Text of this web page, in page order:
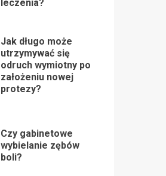
leczenia?
Jak długo może
utrzymywać się
odruch wymiotny po
założeniu nowej
protezy?
Czy gabinetowe
wybielanie zębów
boli?